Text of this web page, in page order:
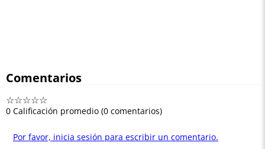
Comentarios
☆☆☆☆☆
0 Calificación promedio (0 comentarios)
Por favor, inicia sesión para escribir un comentario.